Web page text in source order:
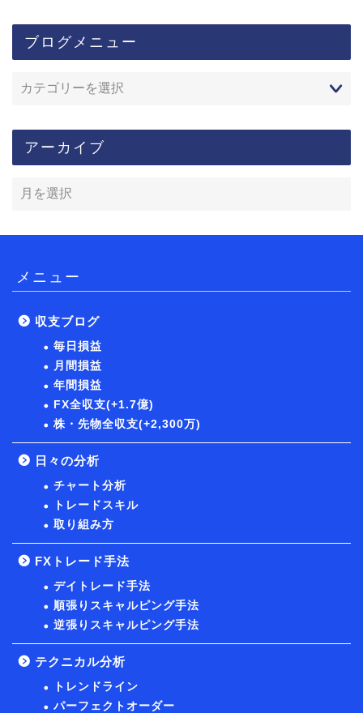
ブログメニュー
アーカイブ
メニュー
収支ブログ
毎日損益
月間損益
年間損益
FX全収支(+1.7億)
株・先物全収支(+2,300万)
日々の分析
チャート分析
トレードスキル
取り組み方
FXトレード手法
デイトレード手法
順張りスキャルピング手法
逆張りスキャルピング手法
テクニカル分析
トレンドライン
パーフェクトオーダー